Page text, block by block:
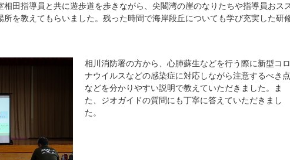
田指導員と共に遊歩道を歩きながら、尖閣湾の崖のなりたちや指導員おス
所を教えてもらいました。残った時間で海岸段丘についても学び充実した研
相川消防署の方から、心肺蘇生などを行う際に新型コロ
ナウイルスなどの感染症に対応しながら注意するべき点
などを分かりやすい説明で教えていただきました。ま
た、ジオガイドの質問にも丁寧に答えていただきまし
た。